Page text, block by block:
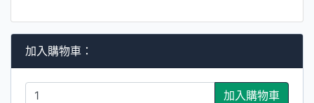
加入購物車：
加入購物車